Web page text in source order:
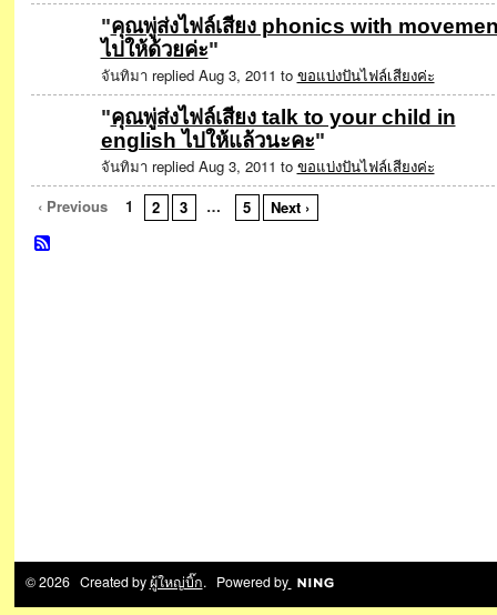
"คุณพู่ส่งไฟล์เสียง phonics with
ไปให้ด้วยค่ะ"
จันทิมา replied Aug 3, 2011 to ขอแบ่งปันไฟล์เสียงค่ะ
"คุณพู่ส่งไฟล์เสียง talk to your child in
english ไปให้แล้วนะคะ"
จันทิมา replied Aug 3, 2011 to ขอแบ่งปันไฟล์เสียงค่ะ
‹ Previous
1 2 3 … 5 Next ›
© 2026 Created byผู้ใหญ่บิ๊ก. Powered by